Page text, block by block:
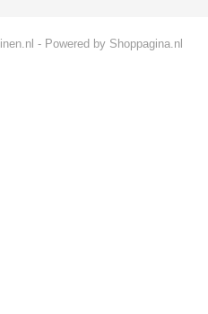
- Powered by Shoppagina.nl